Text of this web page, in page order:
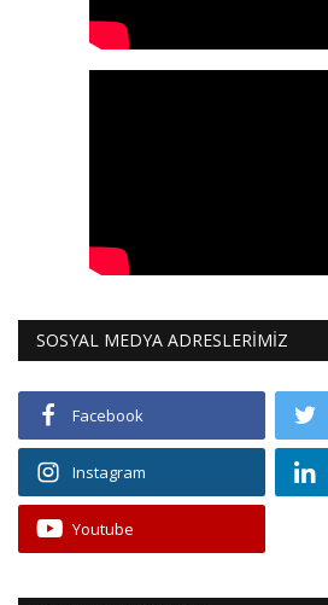
SOSYAL MEDYA ADRESLERİMİZ
Facebook
Instagram
Youtube